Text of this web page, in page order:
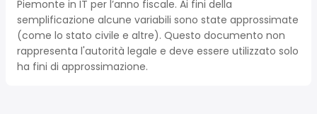
Piemonte in IT per l’anno fiscale. Ai fini della
semplificazione alcune variabili sono state approssimate
(come lo stato civile e altre). Questo documento non
rappresenta l'autorità legale e deve essere utilizzato solo
ha fini di approssimazione.